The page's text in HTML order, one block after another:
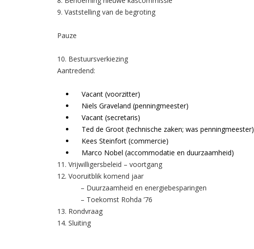
9. Vaststelling van de begroting
Pauze
10. Bestuursverkiezing
Aantredend:
Vacant (voorzitter)
Niels Graveland (penningmeester)
Vacant (secretaris)
Ted de Groot (technische zaken; was penningmeester)
Kees Steinfort (commercie)
Marco Nobel (accommodatie en duurzaamheid)
11. Vrijwilligersbeleid – voortgang
12. Vooruitblik komend jaar
– Duurzaamheid en energiebesparingen
– Toekomst Rohda ’76
13. Rondvraag
14. Sluiting